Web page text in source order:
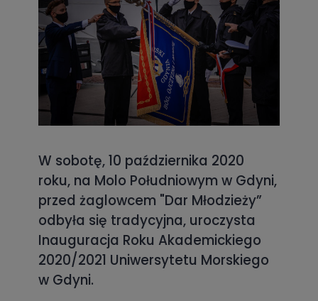
W sobotę, 10 października 2020
roku, na Molo Południowym w Gdyni,
przed żaglowcem "Dar Młodzieży”
odbyła się tradycyjna, uroczysta
Inauguracja Roku Akademickiego
2020/2021 Uniwersytetu Morskiego
w Gdyni.